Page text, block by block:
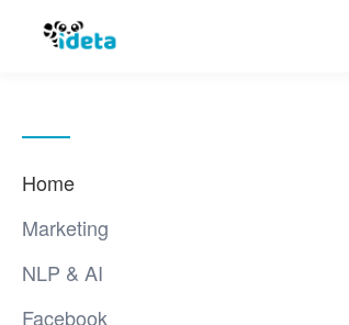
Home
Marketing
NLP & AI
Facebook